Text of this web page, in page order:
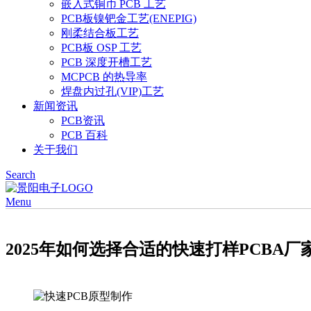
嵌入式铜币 PCB 工艺
PCB板镍钯金工艺(ENEPIG)
刚柔结合板工艺
PCB板 OSP 工艺
PCB 深度开槽工艺
MCPCB 的热导率
焊盘内过孔(VIP)工艺
新闻资讯
PCB资讯
PCB 百科
关于我们
Search
Menu
2025年如何选择合适的快速打样PCBA厂